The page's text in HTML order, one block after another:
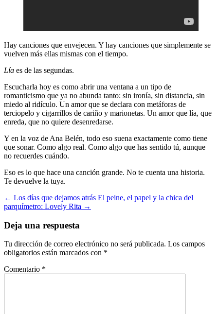
Hay canciones que envejecen. Y hay canciones que simplemente se
vuelven más ellas mismas con el tiempo.
Lía es de las segundas.
Escucharla hoy es como abrir una ventana a un tipo de
romanticismo que ya no abunda tanto: sin ironía, sin distancia, sin
miedo al ridículo. Un amor que se declara con metáforas de
terciopelo y cigarrillos de cariño y marionetas. Un amor que lía, que
enreda, que no quiere desenredarse.
Y en la voz de Ana Belén, todo eso suena exactamente como tiene
que sonar. Como algo real. Como algo que has sentido tú, aunque
no recuerdes cuándo.
Eso es lo que hace una canción grande. No te cuenta una historia.
Te devuelve la tuya.
← Los días que dejamos atrás El peine, el papel y la chica del
parquímetro: Lovely Rita →
Deja una respuesta
Tu dirección de correo electrónico no será publicada. Los campos
obligatorios están marcados con *
Comentario *